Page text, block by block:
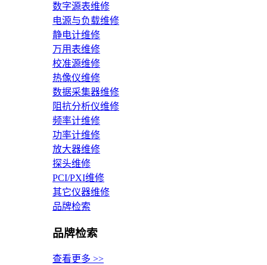
数字源表维修
电源与负载维修
静电计维修
万用表维修
校准源维修
热像仪维修
数据采集器维修
阻抗分析仪维修
频率计维修
功率计维修
放大器维修
探头维修
PCI/PXI维修
其它仪器维修
品牌检索
品牌检索
查看更多 >>